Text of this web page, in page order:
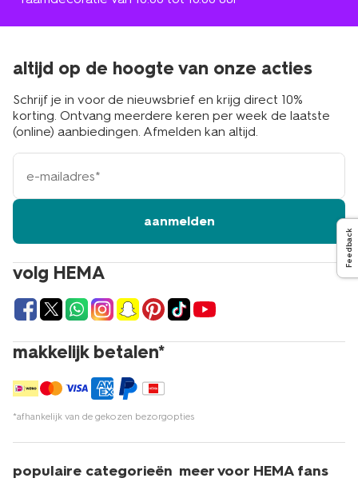
volg HEMA
makkelijk betalen*
*afhankelijk van de gekozen bezorgopties
altijd op de hoogte van onze acties
Schrijf je in voor de nieuwsbrief en krijg direct 10%
korting. Ontvang meerdere keren per week de laatste
(online) aanbiedingen. Afmelden kan altijd.
e-
mailadres
aanmelden
populaire categorieën meer voor HEMA fans
Feedback